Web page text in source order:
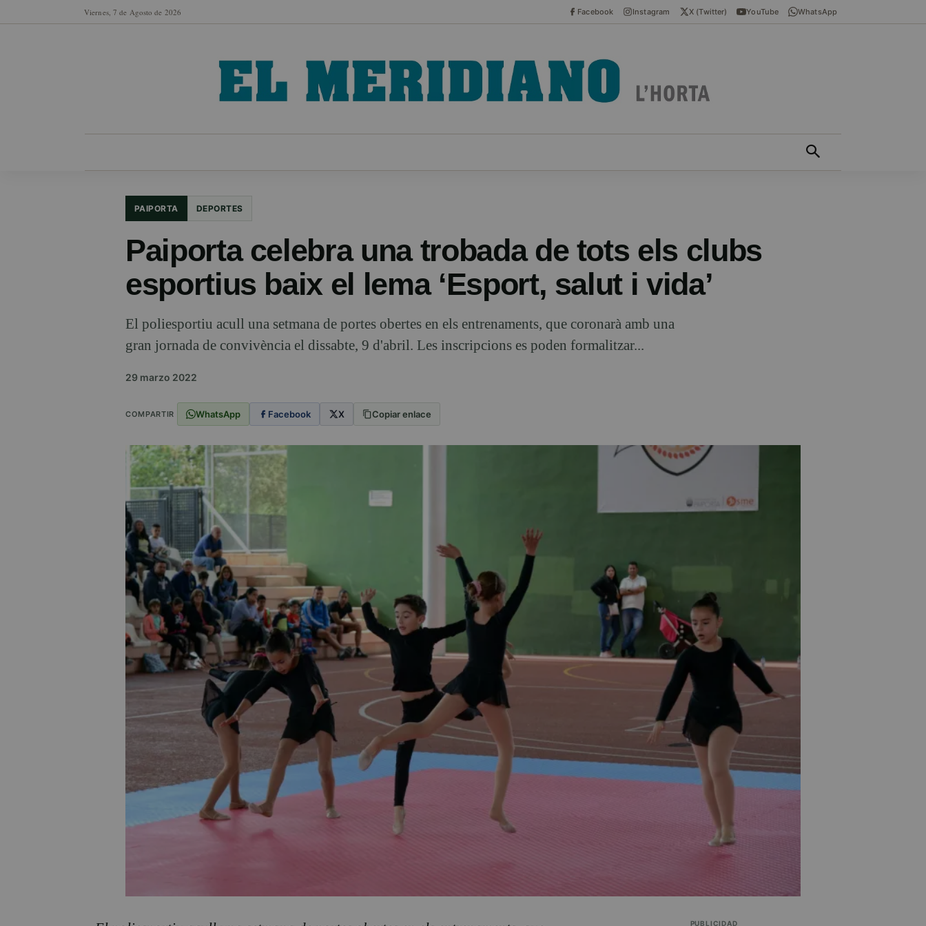
Viernes, 7 de Agosto de 2026 Facebook Instagram X (Twitter) YouTube WhatsApp
PAIPORTA DEPORTES
Paiporta celebra una trobada de tots els clubs
esportius baix el lema ‘Esport, salut i vida’
El poliesportiu acull una setmana de portes obertes en els entrenaments, que coronarà amb una
gran jornada de convivència el dissabte, 9 d'abril. Les inscripcions es poden formalitzar...
29 marzo 2022
COMPARTIR WhatsApp Facebook X Copiar enlace
PUBLICIDAD